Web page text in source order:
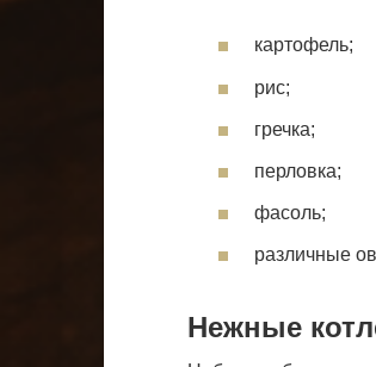
картофель;
рис;
гречка;
перловка;
фасоль;
различные
Нежные